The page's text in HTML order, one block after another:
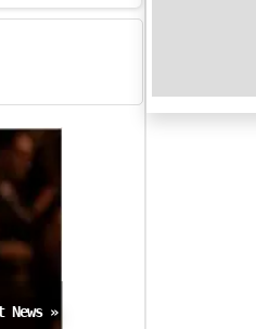
(U/A 16+)
విడుదలైన
సాగే ఒక
చుట్టూ
ఆన్ వీల్స్'
జూన్ 3న
News »